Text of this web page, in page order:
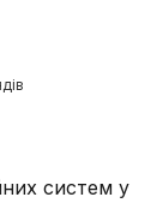
систем у